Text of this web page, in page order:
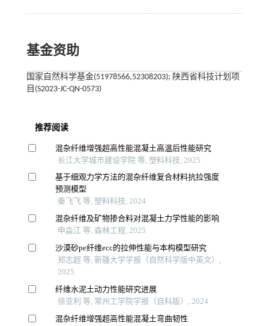
基金资助
国家自然科学基金(51978566,52308203); 陕西省科技计划项
目(S2023-JC-QN-0573)